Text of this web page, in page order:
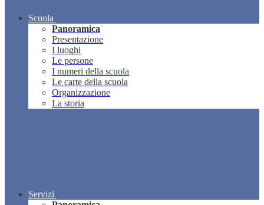
Scuola
Panoramica
Presentazione
I luoghi
Le persone
I numeri della scuola
Le carte della scuola
Organizzazione
La storia
Servizi